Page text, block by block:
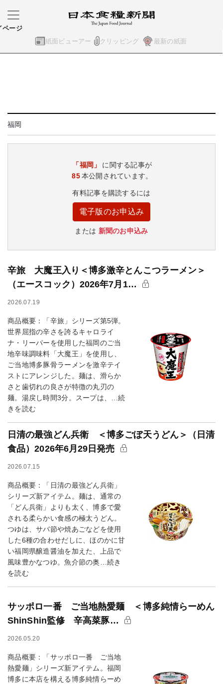
紙面ビューアー クリッピング 最新の紙面
ページ
福岡
「福岡」
に関する記事が
85本公開されています。
有料記事を購読するには
電子版のお申込み
または 新聞のお申込み
辛旅 大魔王入り＜博多激辛とんこつラーメン＞
（エースコック）2026年7月1…
2026.07.19
商品概要：「辛旅」シリーズ第5弾。
世界屈指の辛さを誇るキャロライ
ナ・リーパーを使用した福岡のご当
地辛味調味料「大魔王」を使用し、
ご当地博多豚骨ラーメンを激辛テイ
ストにアレンジした。麺は、滑らか
さと歯切れの良さが特徴の丸刃の
麺。湯戻し時間3分。スープは、…続
きを読む
日清の最強どん兵衛 ＜博多ごぼ天うどん＞（日清
食品）2026年6月29日発売
2026.07.15
商品概要：「日清の最強どん兵衛」
シリーズ新アイテム。麺は、通常の
「どん兵衛」よりも太く、博多で愛
される柔らかい食感の極太うどん。
つゆは、サバ節や焼あごなどを使用
した6種の合わせだしに、ほのかに甘
い福岡県醸造醤油を加えた、上品で
風味豊かなつゆ。魚介節の奥…続き
を読む
サッポロ一番 ご当地熱愛麺 ＜博多純情らーめん
ShinShin監修 辛高菜豚…
2026.05.20
商品概要：「サッポロ一番 ご当地
熱愛麺」シリーズ新アイテム。福岡
博多に本店を構える博多純情らーめ